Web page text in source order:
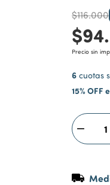
$116.000
Precio sin
6 cuotas
15% OFF